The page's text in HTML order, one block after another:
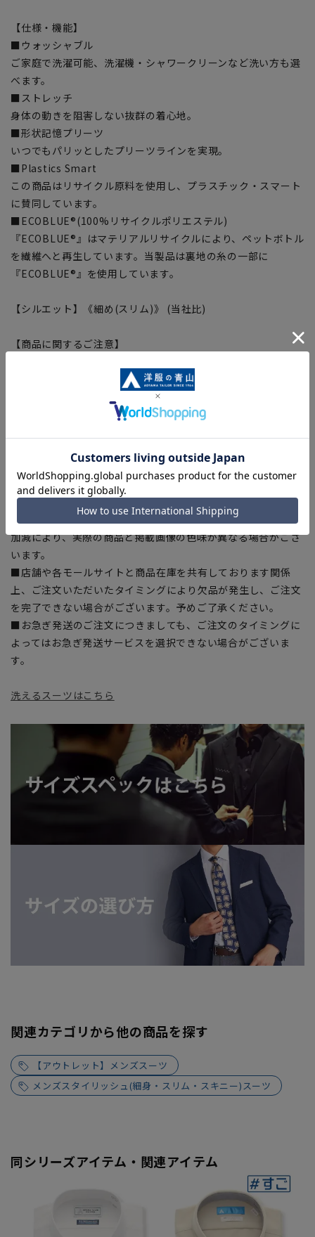
【仕様・機能】
■ウォッシャブル
ご家庭で洗濯可能、洗濯機・シャワークリーンなど洗い方も選
べます。
■ストレッチ
身体の動きを阻害しない抜群の着心地。
■形状記憶プリーツ
いつでもパリッとしたプリーツラインを実現。
■Plastics Smart
この商品はリサイクル原料を使用し、プラスチック・スマート
に賛同しています。
■ECOBLUE®(100%リサイクルポリエステル)
『ECOBLUE®』はマテリアルリサイクルにより、ペットボトル
を繊維へと再生しています。当製品は裏地の糸の一部に
『ECOBLUE®』を使用しています。
【シルエット】《細め(スリム)》 (当社比)
【商品に関するご注意】
ある場合がございますので、予めご了承ください。
■ゆとり感には個人差があります。サイズ表を確認の上、ご購
入の目安としてご利用ください。
■サイズスペックは仕上がりサイズを記載しております。一
部、商品現物におすすめサイズ(ヌードサイズ)を記載している
商品もございます。
■ブラウザやお使いのモニター環境、また撮影時の室内外の光
加減により、実際の商品と掲載画像の色味が異なる場合がござ
います。
■店舗や各モールサイトと商品在庫を共有しております関係
上、ご注文いただいたタイミングにより欠品が発生し、ご注文
を完了できない場合がございます。予めご了承ください。
■お急ぎ発送のご注文につきましても、ご注文のタイミングに
よってはお急ぎ発送サービスを選択できない場合がございま
す。
洗えるスーツはこちら
関連カテゴリから他の商品を探す
【アウトレット】メンズスーツ
メンズスタイリッシュ(細身・スリム・スキニー)スーツ
同シリーズアイテム・関連アイテム